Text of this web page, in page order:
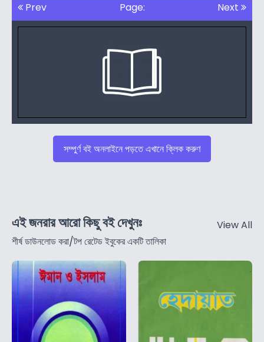
Prev Page: Next
সম্পুর্ণ বই অনলাইনে পড়তে এখানে ক্লিক করুণ
এই জনরার আরো কিছু বই দেখুনঃ
শীর্ষ ডাউনলোড করা/টপ রেটেড ইবুকের একটি তালিকা
View All